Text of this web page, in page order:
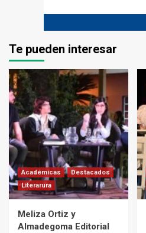
Te pueden interesar
Académicas
Destacados
Literarura
Meliza Ortiz y
Almadegoma Editorial